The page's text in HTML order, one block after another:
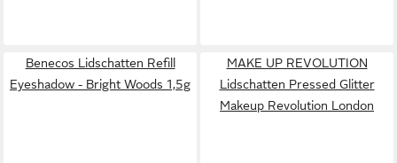
Benecos Lidschatten Refill
Eyeshadow - Bright Woods 1,5g
MAKE UP REVOLUTION
Lidschatten Pressed Glitter
Makeup Revolution London